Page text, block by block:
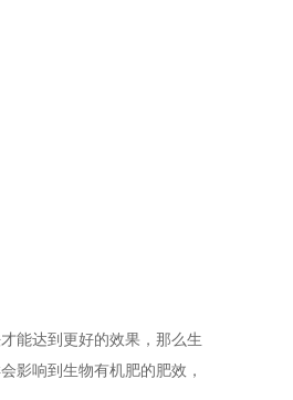
能达到更好的效果，那么生
影响到生物有机肥的肥效，